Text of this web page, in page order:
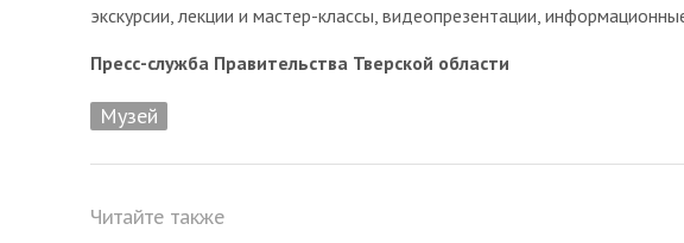
экскурсии, лекции и мастер-классы, видеопрезентации,
Пресс-служба Правительства Тверской области
Музей
Читайте также